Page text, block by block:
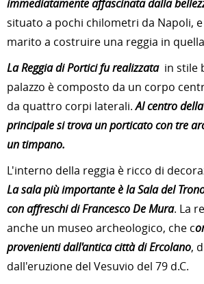
immediatamente affascinata dalla
situato a pochi chilometri da Napoli,
marito a costruire una reggia in
La Reggia di Portici fu realizzata in stile
palazzo è composto da un corpo
da quattro corpi laterali.Al centro
principale si trova un porticato con tre
un timpano.
L'interno della reggia è ricco di
La sala più importante è la Sala del
con affreschi di Francesco De Mura. La
anche un museo archeologico, che c
provenienti dall'antica città di Ercolano,
dall'eruzione del Vesuvio del 79 d.C.